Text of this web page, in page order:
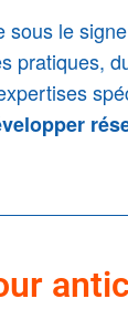
sous le
pratiques,